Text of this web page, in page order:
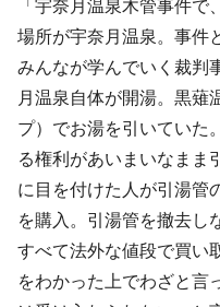
「宇奈月温泉木管事件
場所が宇奈月温泉。事件
みんなが学んでいく裁判
月温泉自体が開湯。黒薙
プ）でお湯を引いていた
る権利があいまいなまま
に目を付けた人が引湯管
を購入。引湯管を撤去し
すべて法外な値段で買い
をわかった上でわざと言